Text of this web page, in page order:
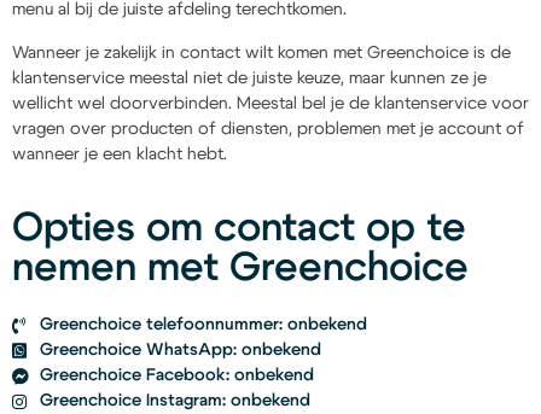
menu al bij de juiste afdeling terechtkomen.
Wanneer je zakelijk in contact wilt komen met Greenchoice is de
klantenservice meestal niet de juiste keuze, maar kunnen ze je
wellicht wel doorverbinden. Meestal bel je de klantenservice voor
vragen over producten of diensten, problemen met je account of
wanneer je een klacht hebt.
Opties om contact op te
nemen met Greenchoice
Greenchoice telefoonnummer: onbekend
Greenchoice WhatsApp: onbekend
Greenchoice Facebook: onbekend
Greenchoice Instagram: onbekend